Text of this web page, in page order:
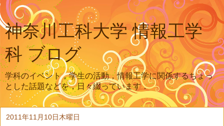
神奈川工科大学 情報工学
科 ブログ
学科のイベント，学生の活動，情報工学に関係するちょっ
とした話題などを，日々綴っています．
2011年11月10日木曜日